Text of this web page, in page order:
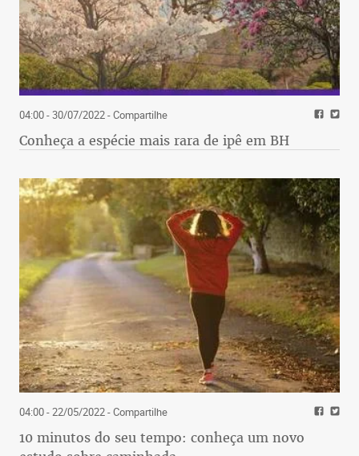
04:00 - 30/07/2022- Compartilhe
Conheça a espécie mais rara de ipê em BH
04:00 - 22/05/2022- Compartilhe
10 minutos do seu tempo: conheça um novo